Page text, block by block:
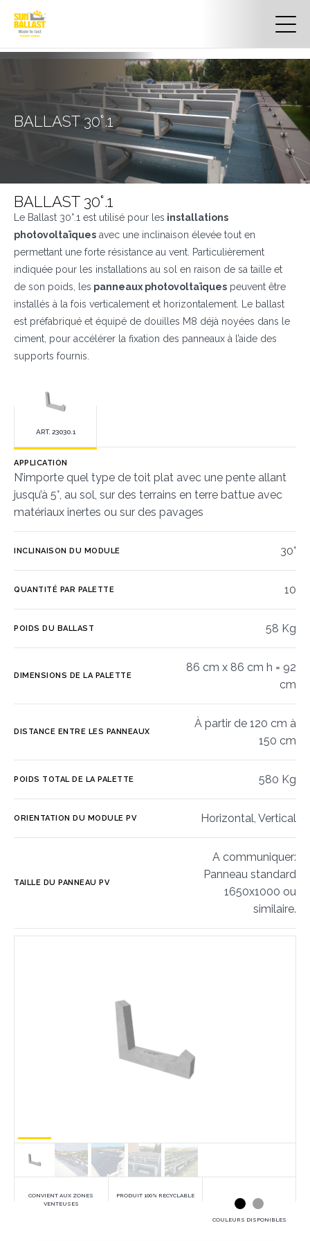
BALLAST 30°.1
CONVIENT AUX ZONES
VENTEUSES
PRODUIT 100% RECYCLABLE
COULEURS DISPONIBLES
BALLAST 30°.1
Le Ballast 30°.1 est utilisé pour les installations
photovoltaïques avec une inclinaison élevée tout en
permettant une forte résistance au vent. Particulièrement
indiquée pour les installations au sol en raison de sa taille et
de son poids, les panneaux photovoltaïques peuvent être
installés à la fois verticalement et horizontalement. Le ballast
est préfabriqué et équipé de douilles M8 déjà noyées dans le
ciment, pour accélérer la fixation des panneaux à l’aide des
supports fournis.
ART. 23030.1
APPLICATION
N’importe quel type de toit plat avec une pente allant
jusqu’à 5°, au sol, sur des terrains en terre battue avec
matériaux inertes ou sur des pavages
INCLINAISON DU MODULE 30°
QUANTITÉ PAR PALETTE 10
POIDS DU BALLAST 58 Kg
DIMENSIONS DE LA PALETTE
86 cm x 86 cm h = 92
cm
DISTANCE ENTRE LES PANNEAUX
À partir de 120 cm à
150 cm
POIDS TOTAL DE LA PALETTE 580 Kg
ORIENTATION DU MODULE PV Horizontal, Vertical
TAILLE DU PANNEAU PV
A communiquer:
Panneau standard
1650x1000 ou
similaire.